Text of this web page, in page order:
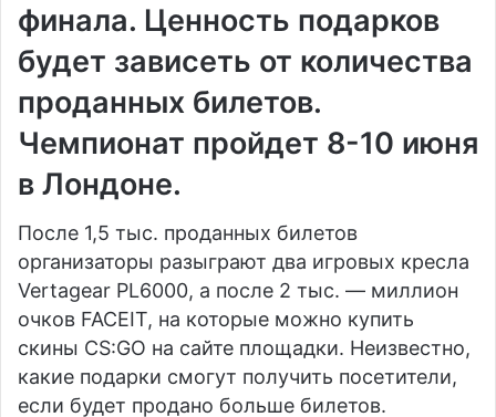
финала. Ценность подарков
будет зависеть от количества
проданных билетов.
Чемпионат пройдет 8-10 июня
в Лондоне.
После 1,5 тыс. проданных билетов
организаторы разыграют два игровых кресла
Vertagear PL6000, а после 2 тыс. — миллион
очков FACEIT, на которые можно купить
скины CS:GO на сайте площадки. Неизвестно,
какие подарки смогут получить посетители,
если будет продано больше билетов.